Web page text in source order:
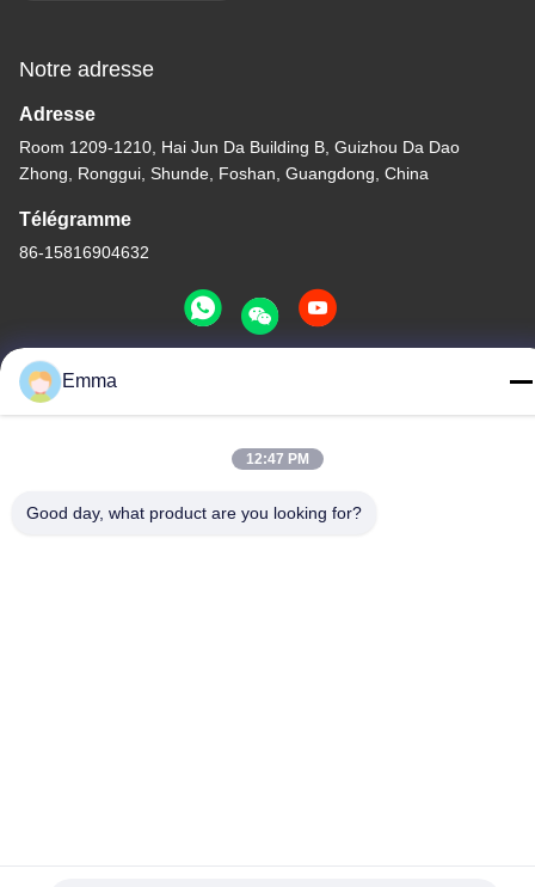
Notre adresse
Adresse
Room 1209-1210, Hai Jun Da Building B, Guizhou Da Dao
Zhong, Ronggui, Shunde, Foshan, Guangdong, China
Télégramme
86-15816904632
Fournisseur. Copyright © -2026 SHUNDE IMEGA COMPANY
Emma
12:47 PM
Good day, what product are you looking for?